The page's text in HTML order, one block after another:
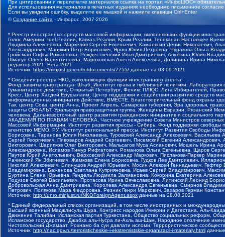
При цитировании и перепечатке материалов ссылка на портал «ИнфоШОС»
Для использования материалов в печатных изданиях необходимо письменное
Если вы увидели ошибку, выделите ее мышкой и нажмите клавиши Ctrl+Enter
©Создание сайта - Инфорос, 2007-2026
* Реестр иностранных средств массовой информации, выполняющих функции
Голос Америки, Idel.Реалии, Кавказ.Реалии, Крым.Реалии, Телеканал Настоящее
Людмила Алексеевна, Маркелов Сергей Евгеньевич, Камалягин Денис Николаевич,
Александрович, Маняхин Петр Борисович, Ярош Юлия Петровна, Чуракова Ольга
Гройсман Софья Романовна, Рождественский Илья Дмитриевич, Апухтина Юлия
Шмагун Олеся Валентиновна, Мароховская Алеся Алексеевна, Долинина Ирина
редактор 2021, Вега 2021
Источник: https://minjust.gov.ru/ru/documents/7755/ данные на 03.09.2021
* Сведения реестра НКО, выполняющих функции иностранного агента:
Фонд защиты прав граждан Штаб, Институт права и публичной политики,
Гуманитарное действие, Открытый Петербург, Феникс ПЛЮС, Лига Избирателей,
Крест, Центр Хасдей Ерушалаим, Центр поддержки и содействия развитию средств
информационных инициатив Действие, ВМЕСТЕ, Благотворительный фонд охраны
Так, центр Сова, центр Анна, Проект Апрель, Самарская губерния, Эра здоровья,
защиты СИБАЛЬТ, Уральская правозащитная группа, Женщины Евразии, Рязанский
человека, Дальневосточный центр развития гражданских инициатив и социального
АКАДЕМИЯ ПО ПРАВАМ ЧЕЛОВЕКА, Частное учреждение Совета Министров северных
Массовой Информации, Институт развития прессы - Сибирь, Фонд поддержки
агентство МЕМО. РУ, Институт региональной прессы, Институт Развития Свободы
Борисовна, Таранова Юлия Николаевна, Туровский Александр Алексеевич,
Сергей Георгиевич, Пивоваров Андрей Сергеевич, Писемский Евгений
Викторович, Шарипков Олег Викторович, Мальсагов Муса Асланович, Мошель Ирина
Александровна, Исламов Тимур Рифгатович, Романова Ольга Евгеньевна, Щаров
Паутов Юрий Анатольевич, Верховский Александр Маркович, Пислакова-Паркер
Рачинский Ян Збигневич, Жемкова Елена Борисовна, Гудков Лев Дмитриевич,
Николай Алексеевич, Блинушов Андрей Юрьевич, Мосин Алексей Геннадьевич,
Владимировна, Баженова Светлана Куприяновна, Исаев Сергей Владимирович,
Буртина Елена Юрьевна, Гендель Людмила Залмановна, Кокорина Екатерина
Подузов Сергей Васильевич, Протасова Ирина Вячеславовна, Литинский Леонид
Добровольская Анна Дмитриевна, Королева Александра Евгеньевна, Смирнов
Петрович, Полякова Мара Федоровна, Резник Генри Маркович, Захаров Герман
Источник: http://unro.minjust.ru/NKOForeignAgent.aspx данные на 28.08.2021
* Единый федеральный список организаций, в том числе иностранных и
Высший военный Маджлисуль Шура, Конгресс народов Ичкерии и Дагестана, Аль-
Движение Талибан, Исламская партия Туркестана, Общество социальных реформ,
Исламское государство, Джабха аль-Нусра ли-Ахль аш-Шам, Народное ополчение
Чистопольский Джамаат, Рохнамо ба суи давлати исломи, Террористическое
Источник: http://nac.gov.ru/terroristicheskie-i-ekstremistskie-organizacii-i-materialy.html